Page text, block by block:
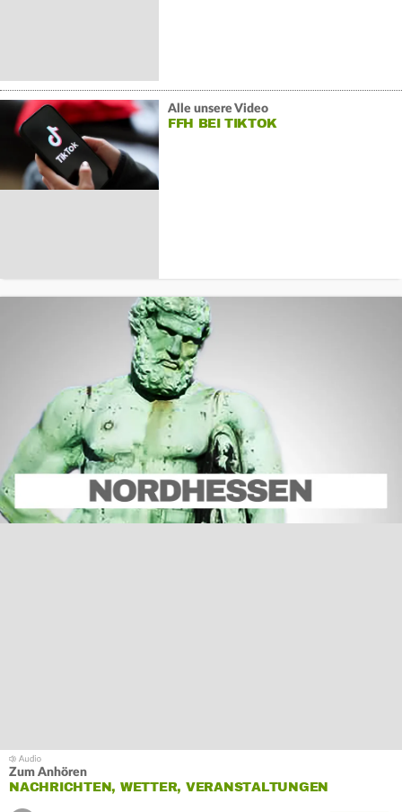
Alle unsere Video
FFH BEI TIKTOK
Zum Anhören
NACHRICHTEN, WETTER, VERANSTALTUNGEN